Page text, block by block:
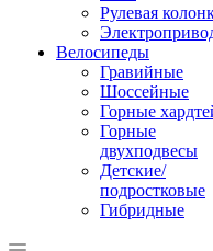
Рулевая
Велосипеды
Гравийные
Шоссейные
Горные
Горные
двухподвесы
Детские/
подростковые
Гибридные